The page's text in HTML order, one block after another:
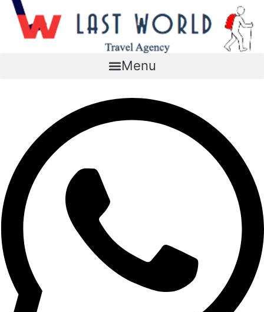
Перейти
содержимому
Menu